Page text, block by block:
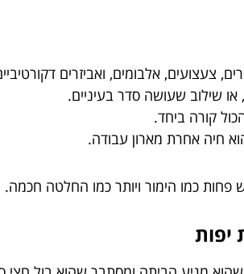
צעצועים, אלבומים, ואביזרים
או שילוב שעושה סדר בעיניים.
קורה ביחד.
חיה אחרת מארון עבודה.
כמו הימור ויותר כמו החלטה חכמה.